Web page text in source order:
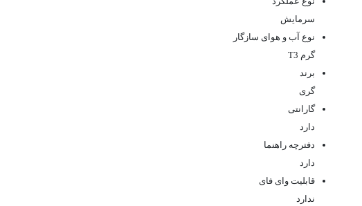
سرمایش
نوع آب و هوای سازگار
گرم T3
برند
گری
گارانتی
دارد
دفترچه راهنما
دارد
قابلیت وای فای
ندارد